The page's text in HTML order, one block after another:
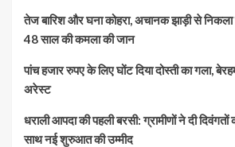
तेज बारिश और घना कोहरा, अचानक झाड़ी से
48 साल की कमला की जान
पांच हजार रुपए के लिए घोंट दिया दोस्ती का गला,
अरेस्ट
धराली आपदा की पहली बरसी: ग्रामीणों ने दी दिवंगतों
साथ नई शुरुआत की उम्मीद